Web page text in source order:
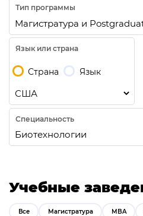
Тип программы
Язык или страна
Страна Язык
Специальность
Учебные
Все Магистратура MBA